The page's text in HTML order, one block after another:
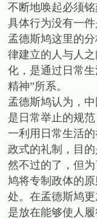
不断地唤起必须
具体行为没有一件
孟德斯鸠这里的
律建立的人与人
化，是通过日常
精神”所系。
孟德斯鸠认为，
是日常举止的规
一利用日常生活
政式的礼制，目
然不过的了，但
鸠将专制政体的
处。在孟德斯鸠
是放在能够使人